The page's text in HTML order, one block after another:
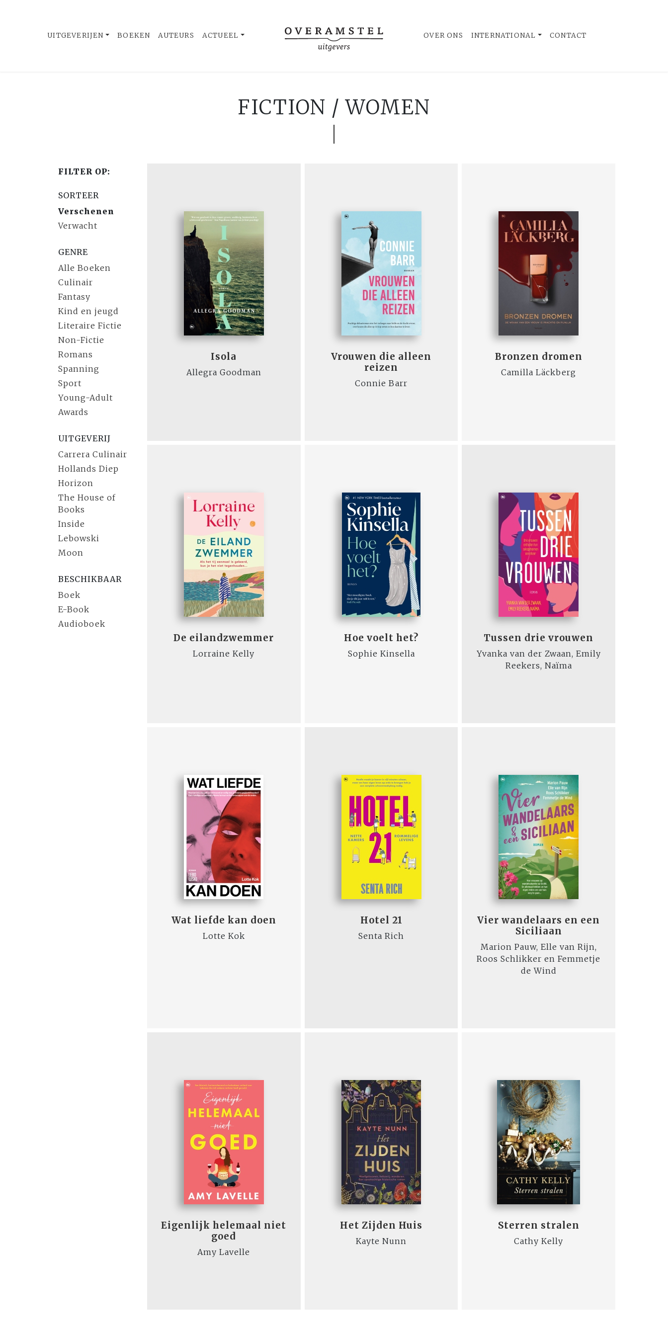
UITGEVERIJEN BOEKEN AUTEURS ACTUEEL OVER ONS INTERNATIONAL CONTACT
FICTION / WOMEN
FILTER OP:
SORTEER
Verschenen
Verwacht
GENRE
Alle Boeken
Culinair
Fantasy
Kind en jeugd
Literaire Fictie
Non-Fictie
Romans
Spanning
Sport
Young-Adult
Awards
UITGEVERIJ
Carrera Culinair
Hollands Diep
Horizon
The House of
Books
Inside
Lebowski
Moon
BESCHIKBAAR
Boek
E-Book
Audioboek
Isola
Allegra Goodman
Vrouwen die alleen
reizen
Connie Barr
Bronzen dromen
Camilla Läckberg
De eilandzwemmer
Lorraine Kelly
Hoe voelt het?
Sophie Kinsella
Tussen drie vrouwen
Yvanka van der Zwaan, Emily
Reekers, Naïma
Wat liefde kan doen
Lotte Kok
Hotel 21
Senta Rich
Vier wandelaars en een
Siciliaan
Marion Pauw, Elle van Rijn,
Roos Schlikker en Femmetje
de Wind
Eigenlijk helemaal niet
goed
Amy Lavelle
Het Zijden Huis
Kayte Nunn
Sterren stralen
Cathy Kelly